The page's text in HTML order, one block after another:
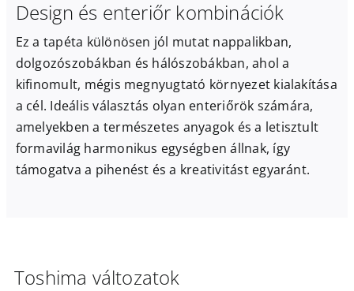
Design és enteriőr kombinációk
Ez a tapéta különösen jól mutat nappalikban,
dolgozószobákban és hálószobákban, ahol a
kifinomult, mégis megnyugtató környezet kialakítása
a cél. Ideális választás olyan enteriőrök számára,
amelyekben a természetes anyagok és a letisztult
formavilág harmonikus egységben állnak, így
támogatva a pihenést és a kreativitást egyaránt.
Toshima változatok